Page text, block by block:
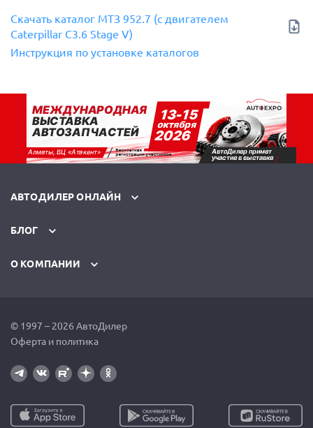
Скачать каталог МТЗ 952.7 (с двигателем
Caterpillar C3.6 Stage V)
Инструкция по установке каталогов
АВТОДИЛЕР ОНЛАЙН
БЛОГ
О КОМПАНИИ
© 1997 – 2026 АвтоДилер
Оферта и политика